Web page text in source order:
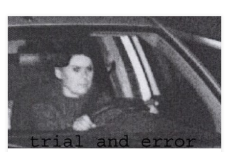
trial and error